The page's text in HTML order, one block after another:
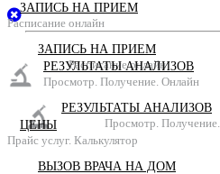
ЗАПИСЬ НА ПРИЕМ
Расписание онлайн
РЕЗУЛЬТАТЫ АНАЛИЗОВ
Просмотр.
ВЫЗОВ ВРАЧА НА ДОМ
ЗАПИСЬ НА ПРИЕМ
Расписание онлайн
РЕЗУЛЬТАТЫ АНАЛИЗОВ
Просмотр. Получение. Онлайн
ЦЕНЫ
Прайс услуг. Калькулятор